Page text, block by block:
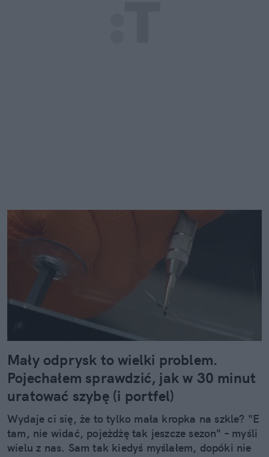
Mały odprysk to wielki problem.
Pojechałem sprawdzić, jak w 30 minut
uratować szybę (i portfel)
Wydaje ci się, że to tylko mała kropka na szkle? "E
tam, nie widać, pojeżdżę tak jeszcze sezon" – myśli
wielu z nas. Sam tak kiedyś myślałem, dopóki nie